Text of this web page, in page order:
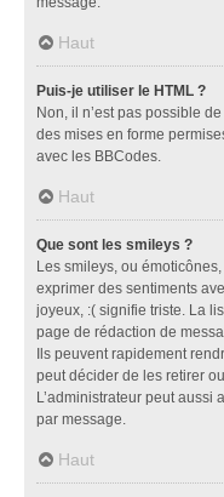
Haut
Puis-je utiliser le HTML ?
Non, il n’est pas possible
des mises en forme
avec les BBCodes.
Haut
Que sont les smileys ?
Les smileys, ou
exprimer des sentiments
joyeux, :( signifie triste. La
page de rédaction de
Ils peuvent rapidement
peut décider de les retirer
L’administrateur peut aussi
par message.
Haut